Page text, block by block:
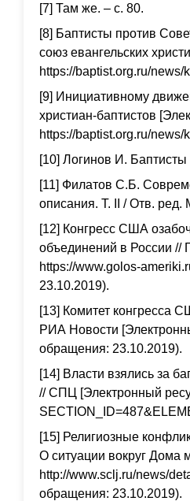
[7] Там же. – с. 80.
[8] Баптисты против
союз евангельских
https://baptist.org.ru/
[9] Инициативному
христиан-баптистов
https://baptist.org.ru/
[10] Логинов И.
[11] Филатов С.Б.
описания. Т. II / Отв.
[12] Конгресс США
объединений в России //
https://www.golos-
23.10.2019).
[13] Комитет конгресса
РИА Новости
обращения: 23.10.2019).
[14] Власти взялись за
// СПЦ [Электронный
[15] Религиозные
О ситуации вокруг
http://www.sclj.ru/news/
обращения: 23.10.2019).